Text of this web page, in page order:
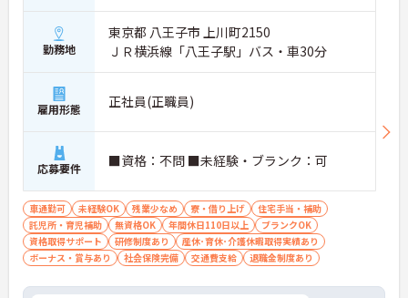
勤務地
東京都 八王子市 上川町2150
ＪＲ横浜線「八王子駅」バス・車30分
雇用形態 正社員(正職員)
応募要件 ■資格：不問 ■未経験・ブランク：可
車通勤可 未経験OK 残業少なめ 寮・借り上げ
住宅手当・補助
託児所・育児補助
無資格OK 年間休日110日以上
ブランクOK
資格取得サポート
研修制度あり
産休･育休･介護休暇取得実績あり
ボーナス・賞与あり
社会保険完備 交通費支給 退職金制度あり